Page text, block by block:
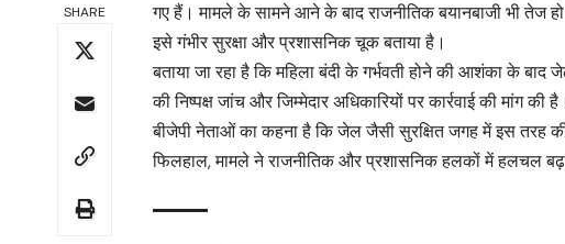
SHARE
गए हैं। मामले के सामने आने के बाद राजनीतिक बयानबाजी भी तेज
इसे गंभीर सुरक्षा और प्रशासनिक चूक बताया है।
बताया जा रहा है कि महिला बंदी के गर्भवती होने की आशंका के
की निष्पक्ष जांच और जिम्मेदार अधिकारियों पर कार्रवाई की मांग
बीजेपी नेताओं का कहना है कि जेल जैसी सुरक्षित जगह में इस तरह
फिलहाल, मामले ने राजनीतिक और प्रशासनिक हलकों में हलचल